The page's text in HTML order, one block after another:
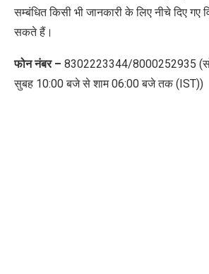
सम्बंधित किसी भी जानकारी के लिए नीचे दिए गए
सकते हैं।
फोन नंबर – 8302223344/8000252935
सुबह 10:00 बजे से शाम 06:00 बजे तक (IST))